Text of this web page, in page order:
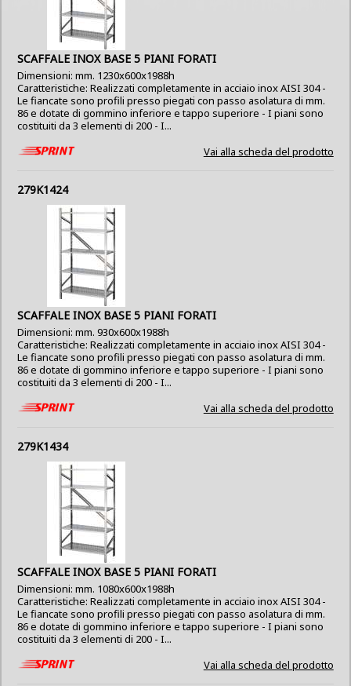
SCAFFALE INOX BASE 5 PIANI FORATI
Dimensioni: mm. 1230x600x1988h
Caratteristiche: Realizzati completamente in acciaio inox AISI 304 -
Le fiancate sono profili presso piegati con passo asolatura di mm.
86 e dotate di gommino inferiore e tappo superiore - I piani sono
costituiti da 3 elementi di 200 - I...
Vai alla scheda del prodotto
279K1424
SCAFFALE INOX BASE 5 PIANI FORATI
Dimensioni: mm. 930x600x1988h
Caratteristiche: Realizzati completamente in acciaio inox AISI 304 -
Le fiancate sono profili presso piegati con passo asolatura di mm.
86 e dotate di gommino inferiore e tappo superiore - I piani sono
costituiti da 3 elementi di 200 - I...
Vai alla scheda del prodotto
279K1434
SCAFFALE INOX BASE 5 PIANI FORATI
Dimensioni: mm. 1080x600x1988h
Caratteristiche: Realizzati completamente in acciaio inox AISI 304 -
Le fiancate sono profili presso piegati con passo asolatura di mm.
86 e dotate di gommino inferiore e tappo superiore - I piani sono
costituiti da 3 elementi di 200 - I...
Vai alla scheda del prodotto